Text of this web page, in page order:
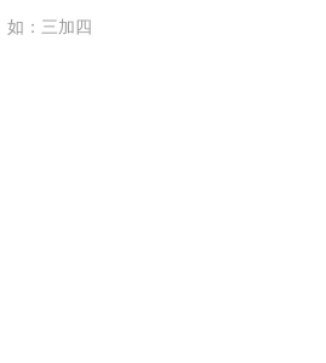
如：三加四